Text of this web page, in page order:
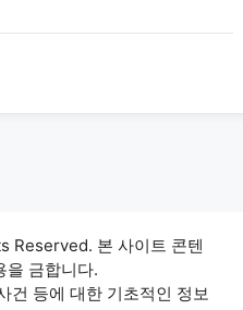
본 사이트 콘텐
을 금합니다.
건 등에 대한 기초적인 정보